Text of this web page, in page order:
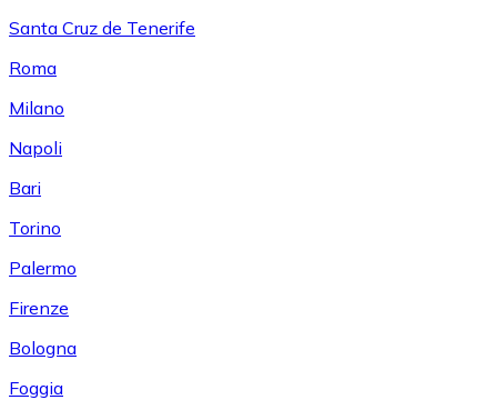
Santa Cruz de Tenerife
Roma
Milano
Napoli
Bari
Torino
Palermo
Firenze
Bologna
Foggia